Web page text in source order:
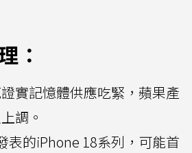
：
實記憶體供應吃緊，蘋果產
調。
表的iPhone 18系列，可能首